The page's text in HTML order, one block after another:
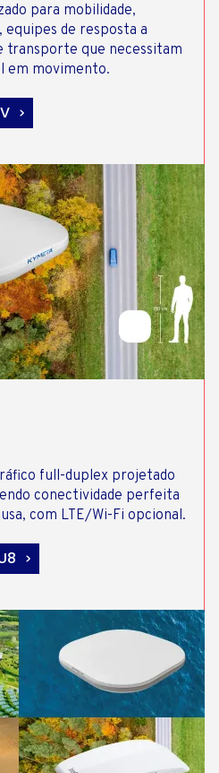
para mobilidade,
de resposta a
transporte que necessitam
em movimento.
full-duplex projetado
conectividade perfeita
com LTE/Wi-Fi opcional.